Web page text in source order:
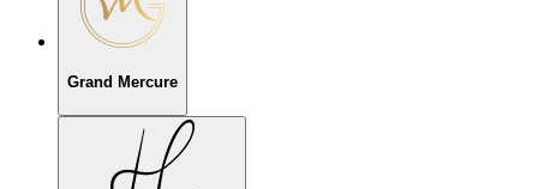
Grand Mercure